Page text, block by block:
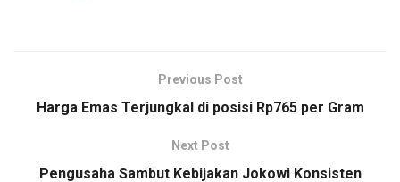
Previous Post
Harga Emas Terjungkal di posisi Rp765 per Gram
Next Post
Pengusaha Sambut Kebijakan Jokowi Konsisten